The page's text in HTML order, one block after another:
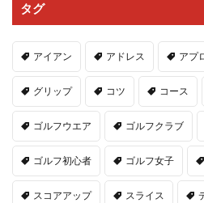
タグ
アイアン アドレス アプ
グリップ コツ コース
ゴルフウエア ゴルフクラブ
ゴルフ初心者 ゴルフ女子
スコアアップ スライス